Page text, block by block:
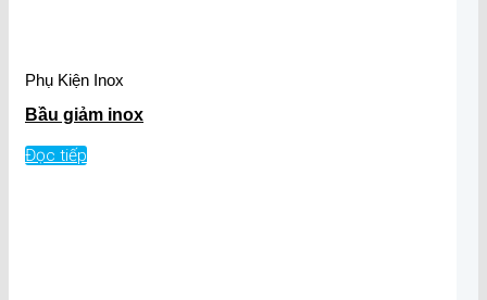
Phụ Kiện Inox
Bầu giảm inox
Đọc tiếp